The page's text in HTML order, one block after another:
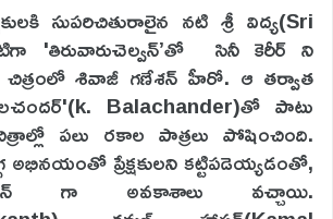
సుపరిచితురాలైన నటి శ్రీ విద్య(Sri
'తిరువారుచెల్వన్’తో సినీ కెరీర్ ని
చిత్రంలో శివాజీ గణేశన్ హీరో. ఆ తర్వాత
Balachander)తో పాటు
పలు రకాల పాత్రలు పోషించింది.
అభినయంతో ప్రేక్షకులని కట్టిపడెయ్యడంతో,
గా అవకాశాలు వచ్చాయి.